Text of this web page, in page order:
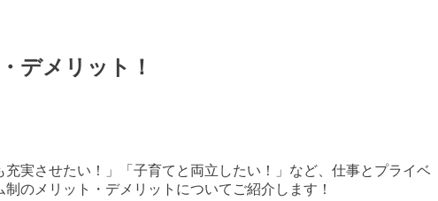
デメリット！
実させたい！」「子育てと両立したい！」など、仕事とプライベ
のメリット・デメリットについてご紹介します！